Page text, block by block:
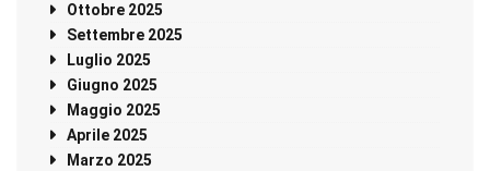
Ottobre 2025
Settembre 2025
Luglio 2025
Giugno 2025
Maggio 2025
Aprile 2025
Marzo 2025